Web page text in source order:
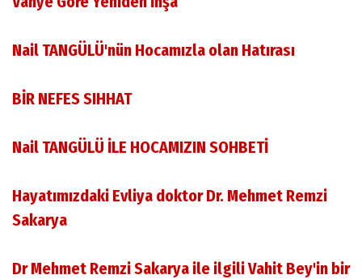
Nail TANGÜLÜ'nün Hocamızla olan Hatırası
BİR NEFES SIHHAT
Nail TANGÜLÜ İLE HOCAMIZIN SOHBETİ
Hayatımızdaki Evliya doktor Dr. Mehmet Remzi
Sakarya
Dr Mehmet Remzi Sakarya ile ilgili Vahit Bey'in bir